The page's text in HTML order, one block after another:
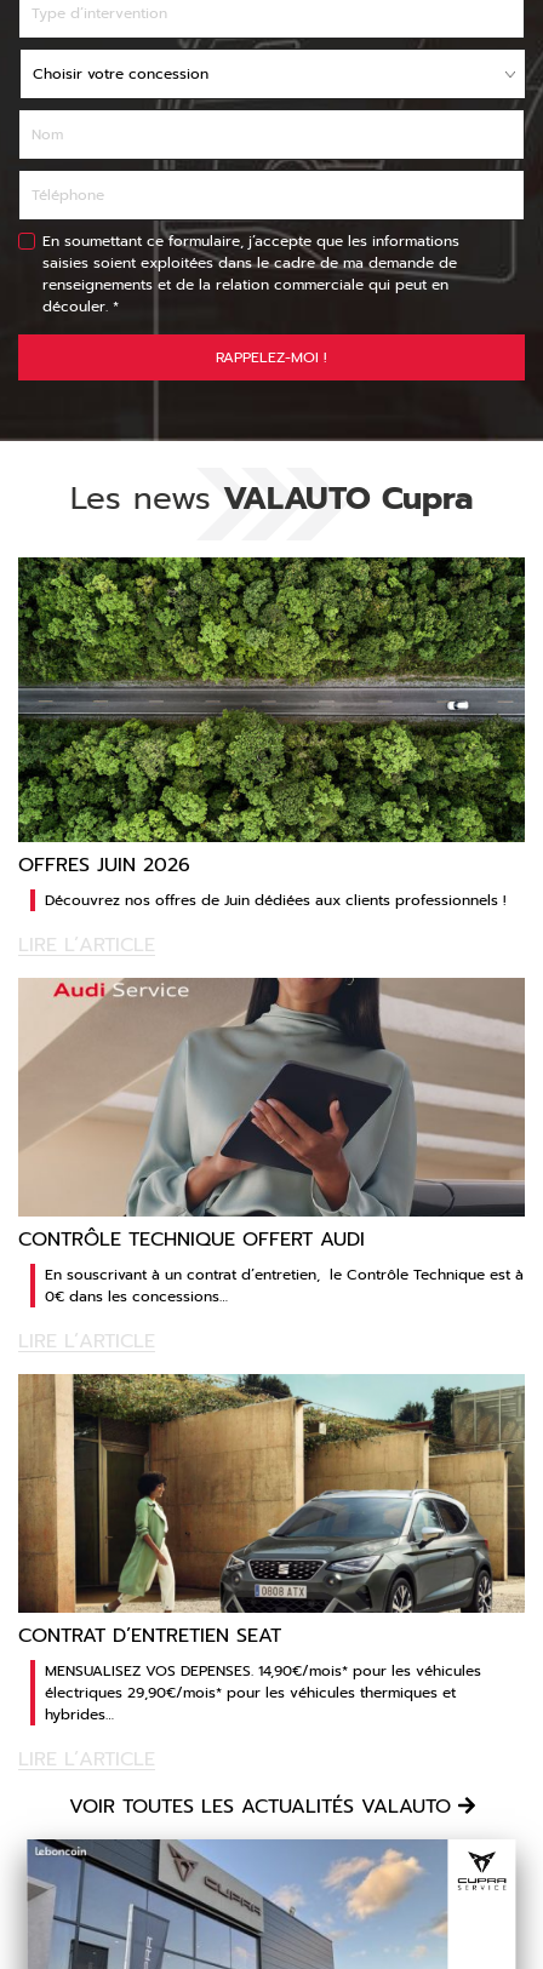
En soumettant ce formulaire, j’accepte que les informations
saisies soient exploitées dans le cadre de ma demande de
renseignements et de la relation commerciale qui peut en
découler. *
RAPPELEZ-MOI !
Les news VALAUTO Cupra
OFFRES JUIN 2026
Découvrez nos offres de Juin dédiées aux clients professionnels !
LIRE L’ARTICLE
CONTRÔLE TECHNIQUE OFFERT AUDI
En souscrivant à un contrat d’entretien, le Contrôle Technique est à
0€ dans les concessions…
LIRE L’ARTICLE
CONTRAT D’ENTRETIEN SEAT
MENSUALISEZ VOS DEPENSES. 14,90€/mois* pour les véhicules
électriques 29,90€/mois* pour les véhicules thermiques et
hybrides…
LIRE L’ARTICLE
VOIR TOUTES LES ACTUALITÉS VALAUTO